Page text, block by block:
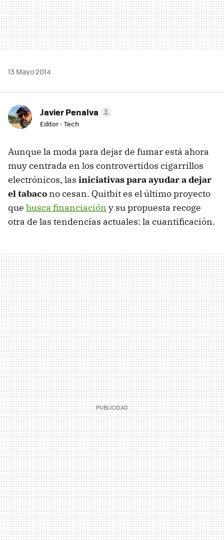
13 Mayo 2014
Javier Penalva
Editor - Tech
Aunque la moda para dejar de fumar está ahora
muy centrada en los controvertidos cigarrillos
electrónicos, las iniciativas para ayudar a dejar
el tabaco no cesan. Quitbit es el último proyecto
que busca financiación y su propuesta recoge
otra de las tendencias actuales: la cuantificación.